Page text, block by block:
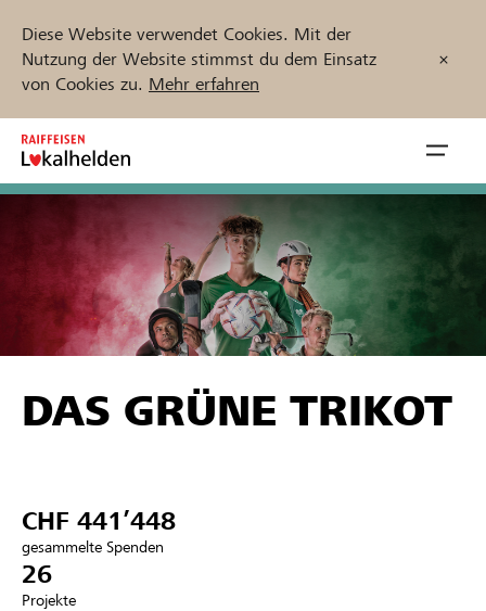
Diese Website verwendet Cookies. Mit der
Nutzung der Website stimmst du dem Einsatz
von Cookies zu. Mehr erfahren
Zum
Inhalt
springen
öffnen
Unterstützen
Partner / Raiffeisenbank
Projekte und Organisationen finden
Jetzt starten
DAS GRÜNE TRIKOT
CHF 441’448
gesammelte Spenden
26
Projekte